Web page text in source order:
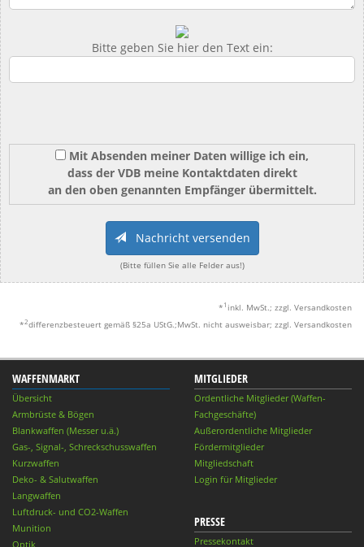
Bitte geben Sie hier den Text ein:
Mit Absenden meiner Daten willige ich ein,
dass der VDB meine Kontaktdaten direkt
an den oben genannten Empfänger übermittelt.
Nachricht versenden
(Bitte füllen Sie alle Felder aus!)
* 1 inkl. MwSt.; zzgl. Versandkosten
*2differenzbesteuert gemäß §25a UStG.;MwSt. nicht ausweisbar; zzgl. Versandkosten
WAFFENMARKT
Übersicht
Armbrüste & Bögen
Blankwaffen (Messer u.ä.)
Gas-, Signal-, Schreckschusswaffen
Kurzwaffen
Deko- & Salutwaffen
Langwaffen
Luftdruck- und CO2-Waffen
Munition
Optik
MITGLIEDER
Ordentliche Mitglieder (Waffen-
Fachgeschäfte)
Außerordentliche Mitglieder
Fördermitglieder
Mitgliedschaft
Login für Mitglieder
PRESSE
Pressekontakt